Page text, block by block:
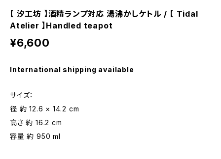
【 汐工坊 】酒精ランプ対応 湯沸かしケトル / 【 Tidal
Atelier 】Handled teapot
¥6,600
International shipping available
サイズ：
径 約 12.6 × 14.2 cm
高さ 約 16.2 cm
容量 約 950 ml